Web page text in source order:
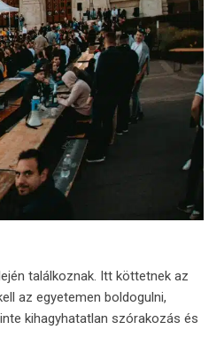
találkoznak. Itt köttetnek az
az egyetemen boldogulni,
kihagyhatatlan szórakozás és